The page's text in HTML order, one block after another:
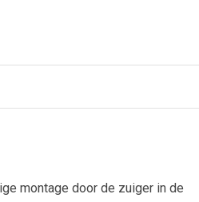
montage door de zuiger in de